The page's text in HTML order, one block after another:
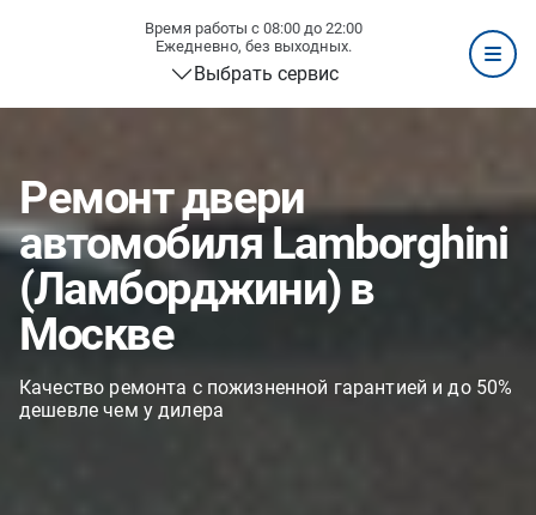
Время работы с 08:00 до 22:00
Ежедневно, без выходных.
Выбрать сервис
Ремонт двери
автомобиля Lamborghini
(Ламборджини) в
Москве
Качество ремонта с пожизненной гарантией и до 50%
дешевле чем у дилера